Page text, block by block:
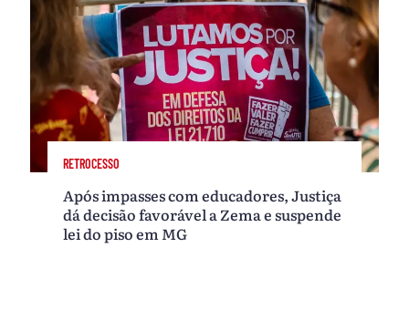
RETROCESSO
Após impasses com educadores, Justiça
dá decisão favorável a Zema e suspende
lei do piso em MG